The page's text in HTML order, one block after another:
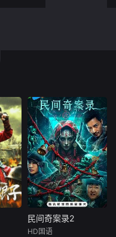
民间奇案录2
民间奇案录2
HD国语